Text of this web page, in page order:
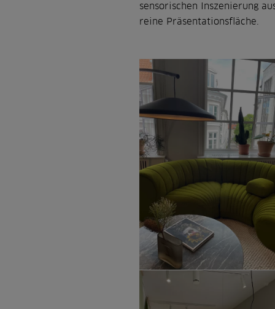
sensorischen Inszenierung
reine Präsentationsfläche.